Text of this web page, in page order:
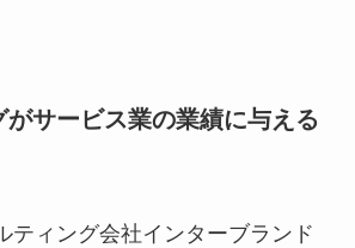
がサービス業の業績に与える
ティング会社インターブランド